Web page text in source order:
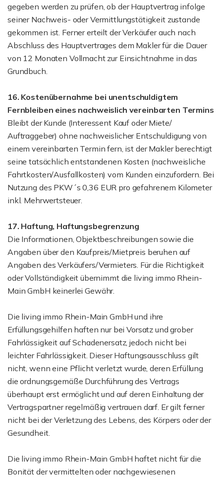
gegeben werden zu prüfen, ob der Hauptvertrag infolge
seiner Nachweis- oder Vermittlungstätigkeit zustande
gekommen ist. Ferner erteilt der Verkäufer auch nach
Abschluss des Hauptvertrages dem Makler für die Dauer
von 12 Monaten Vollmacht zur Einsichtnahme in das
Grundbuch.
16. Kostenübernahme bei unentschuldigtem
Fernbleiben eines nachweislich vereinbarten Termins
Bleibt der Kunde (Interessent Kauf oder Miete/
Auftraggeber) ohne nachweislicher Entschuldigung von
einem vereinbarten Termin fern, ist der Makler berechtigt
seine tatsächlich entstandenen Kosten (nachweisliche
Fahrtkosten/Ausfallkosten) vom Kunden einzufordern. Bei
Nutzung des PKW´s 0,36 EUR pro gefahrenem Kilometer
inkl. Mehrwertsteuer.
17. Haftung, Haftungsbegrenzung
Die Informationen, Objektbeschreibungen sowie die
Angaben über den Kaufpreis/Mietpreis beruhen auf
Angaben des Verkäufers/Vermieters. Für die Richtigkeit
oder Vollständigkeit übernimmt die living immo Rhein-
Main GmbH keinerlei Gewähr.
Die living immo Rhein-Main GmbH und ihre
Erfüllungsgehilfen haften nur bei Vorsatz und grober
Fahrlässigkeit auf Schadenersatz, jedoch nicht bei
leichter Fahrlässigkeit. Dieser Haftungsausschluss gilt
nicht, wenn eine Pflicht verletzt wurde, deren Erfüllung
die ordnungsgemäße Durchführung des Vertrags
überhaupt erst ermöglicht und auf deren Einhaltung der
Vertragspartner regelmäßig vertrauen darf. Er gilt ferner
nicht bei der Verletzung des Lebens, des Körpers oder der
Gesundheit.
Die living immo Rhein-Main GmbH haftet nicht für die
Bonität der vermittelten oder nachgewiesenen